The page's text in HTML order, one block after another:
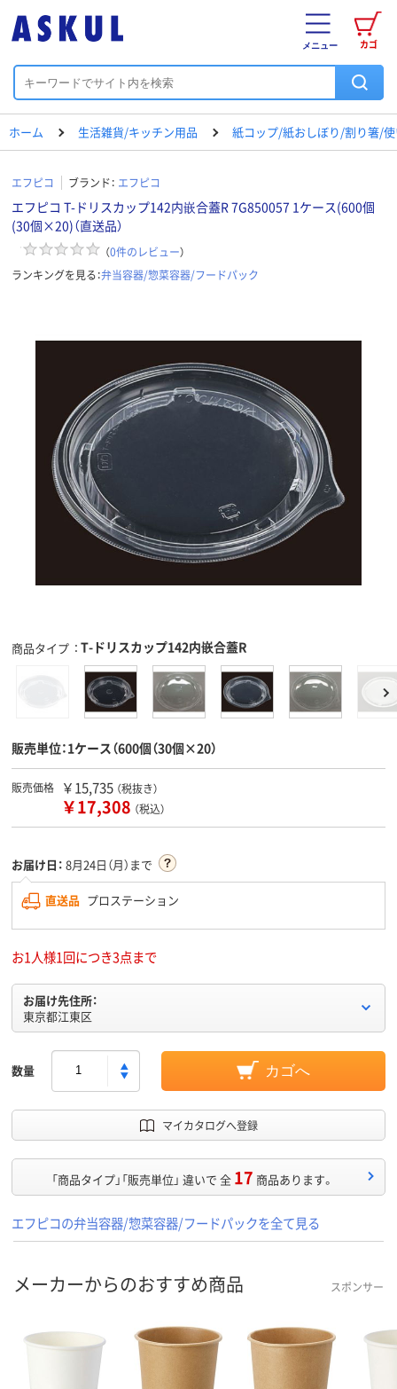
カゴ
メニュー
ホーム 生活雑貨/キッチン用品 紙コップ/紙おしぼり/割り箸/
エフピコ ブランド： エフピコ
エフピコ T-ドリスカップ142内嵌合蓋R 7G850057 1ケース(600個
(30個×20)（直送品）
（0件のレビュー）
ランキングを見る：弁当容器/惣菜容器/フードパック
商品タイプ T-ドリスカップ142内嵌合蓋R
販売単位：1ケース（600個（30個×20）
販売価格 ￥15,735 （税抜き）
￥17,308 （税込）
お届け日： 8月24日（月）まで
直送品 プロステーション
お1人様1回につき3点まで
お届け先住所：
東京都江東区
数量 カゴへ
マイカタログへ登録
「商品タイプ」「販売単位」 違いで 全 17 商品あります。
エフピコの弁当容器/惣菜容器/フードパックを全て見る
メーカーからのおすすめ商品 スポンサー